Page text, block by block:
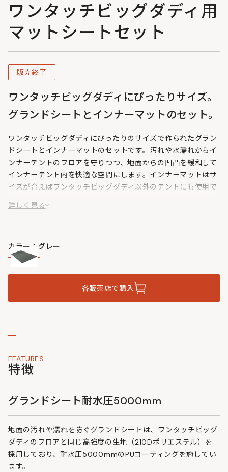
ワンタッチビッグダディ用
マットシートセット
販売終了
ワンタッチビッグダディにぴったりサイズ。
グランドシートとインナーマットのセット。
ワンタッチビッグダディにぴったりのサイズで作られたグラン
ドシートとインナーマットのセットです。汚れや水濡れからイ
ンナーテントのフロアを守りつつ、地面からの凹凸を緩和して
インナーテント内を快適な空間にします。インナーマットはサ
イズが合えばワンタッチビッグダディ以外のテントにも使用で
こともできます。
詳しく見る
カラー：グレー
各販売店で購入
FEATURES
特徴
グランドシート耐水圧5000mm
地面の汚れや濡れを防ぐグランドシートは、ワンタッチビッグ
ダディのフロアと同じ高強度の生地（210Dポリエステル）を
採用しており、耐水圧5000mmのPUコーティングを施してい
ます。